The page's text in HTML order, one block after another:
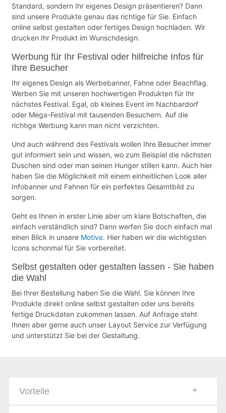
Standard, sondern Ihr eigenes Design präsentieren? Dann
sind unsere Produkte genau das richtige für Sie. Einfach
online selbst gestalten oder fertiges Design hochladen. Wir
drucken Ihr Produkt im Wunschdesign.
Werbung für Ihr Festival oder hilfreiche Infos für
Ihre Besucher
Ihr eigenes Design als Werbebanner, Fahne oder Beachflag.
Werben Sie mit unseren hochwertigen Produkten für Ihr
nächstes Festival. Egal, ob kleines Event im Nachbardorf
oder Mega-Festival mit tausenden Besuchern. Auf die
richtige Werbung kann man nicht verzichten.
Und auch während des Festivals wollen Ihre Besucher immer
gut informiert sein und wissen, wo zum Beispiel die nächsten
Duschen sind oder man seinen Hunger stillen kann. Auch hier
haben Sie die Möglichkeit mit einem einheitlichen Look aller
Infobanner und Fahnen für ein perfektes Gesamtbild zu
sorgen.
Geht es Ihnen in erster Linie aber um klare Botschaften, die
einfach verständlich sind? Dann werfen Sie doch einfach mal
einen Blick in unsere Motive. Hier haben wir die wichtigsten
Icons schonmal für Sie vorbereitet.
Selbst gestalten oder gestalten lassen - Sie haben
die Wahl
Bei Ihrer Bestellung haben Sie die Wahl. Sie können Ihre
Produkte direkt online selbst gestalten oder uns bereits
fertige Druckdaten zukommen lassen. Auf Anfrage steht
Ihnen aber gerne auch unser Layout Service zur Verfügung
und unterstützt Sie bei der Gestaltung.
Vorteile